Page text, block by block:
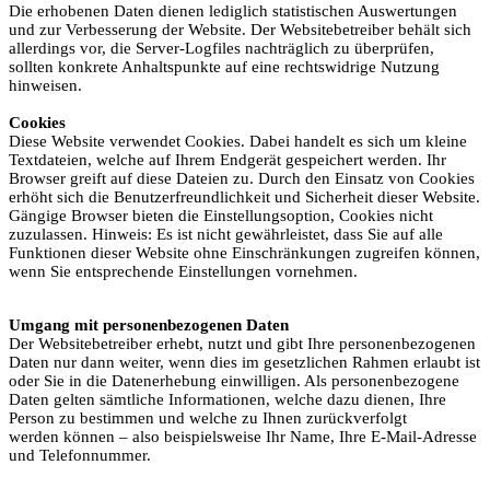
Die erhobenen Daten dienen lediglich statistischen Auswertungen
und zur Verbesserung der Website. Der Websitebetreiber behält sich
allerdings vor, die Server-Logfiles nachträglich zu überprüfen,
sollten konkrete Anhaltspunkte auf eine rechtswidrige Nutzung
hinweisen.
Cookies
Diese Website verwendet Cookies. Dabei handelt es sich um kleine
Textdateien, welche auf Ihrem Endgerät gespeichert werden. Ihr
Browser greift auf diese Dateien zu. Durch den Einsatz von Cookies
erhöht sich die Benutzerfreundlichkeit und Sicherheit dieser Website.
Gängige Browser bieten die Einstellungsoption, Cookies nicht
zuzulassen. Hinweis: Es ist nicht gewährleistet, dass Sie auf alle
Funktionen dieser Website ohne Einschränkungen zugreifen können,
wenn Sie entsprechende Einstellungen vornehmen.
Umgang mit personenbezogenen Daten
Der Websitebetreiber erhebt, nutzt und gibt Ihre personenbezogenen
Daten nur dann weiter, wenn dies im gesetzlichen Rahmen erlaubt ist
oder Sie in die Datenerhebung einwilligen. Als personenbezogene
Daten gelten sämtliche Informationen, welche dazu dienen, Ihre
Person zu bestimmen und welche zu Ihnen zurückverfolgt
werden können – also beispielsweise Ihr Name, Ihre E-Mail-Adresse
und Telefonnummer.